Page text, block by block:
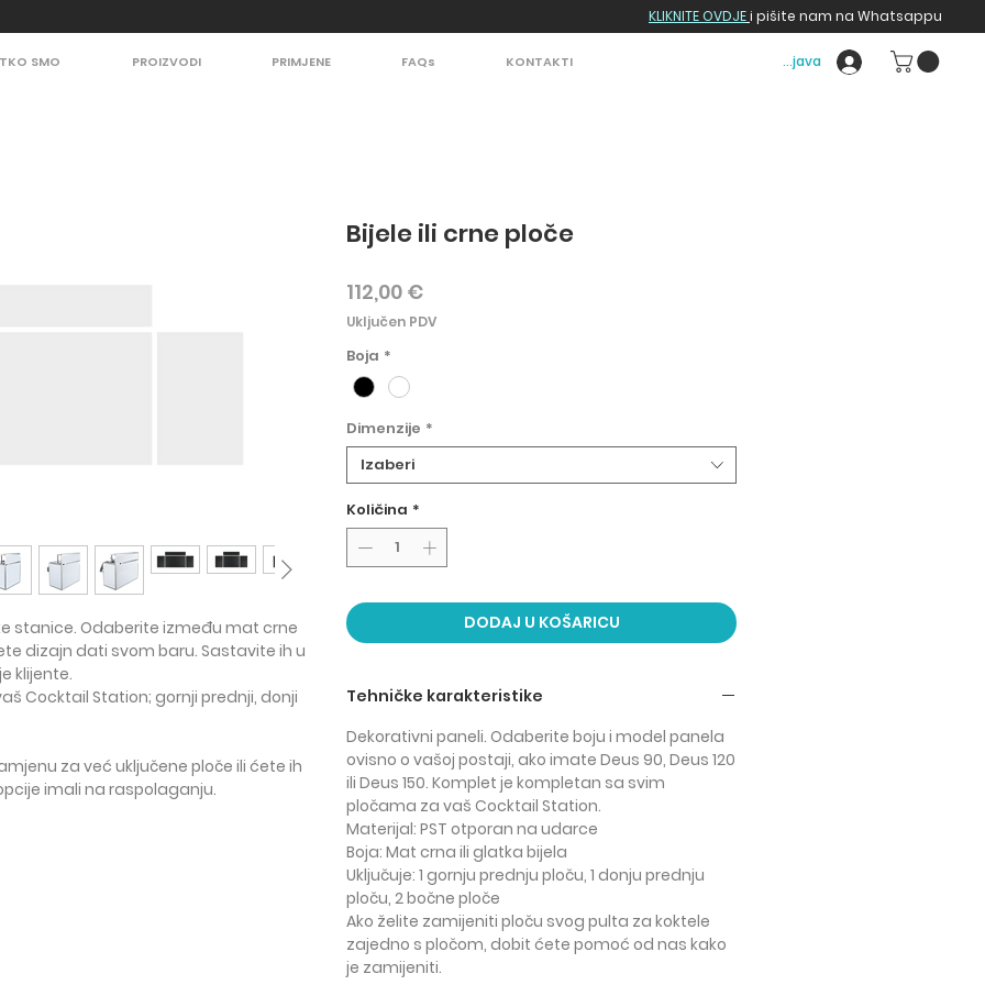
KLIKNITE OVDJEi pišite nam na Whatsappu
TKO SMO PROIZVODI PRIMJENE FAQs KONTAKTI Prijava
stanice. Odaberite između mat crne
dizajn dati svom baru. Sastavite ih u
klijente.
Cocktail Station; gornji prednji, donji
za već uključene ploče ili ćete ih
imali na raspolaganju.
Bijele ili crne ploče
112,00 €Cijena
Uključen PDV
Boja *
Dimenzije *
Izaberi
Količina *
DODAJ U KOŠARICU
Tehničke karakteristike
Dekorativni paneli. Odaberite boju i model panela
ovisno o vašoj postaji, ako imate Deus 90, Deus 120
ili Deus 150. Komplet je kompletan sa svim
pločama za vaš Cocktail Station.
Materijal: PST otporan na udarce
Boja: Mat crna ili glatka bijela
Uključuje: 1 gornju prednju ploču, 1 donju prednju
ploču, 2 bočne ploče
Ako želite zamijeniti ploču svog pulta za koktele
zajedno s pločom, dobit ćete pomoć od nas kako
je zamijeniti.